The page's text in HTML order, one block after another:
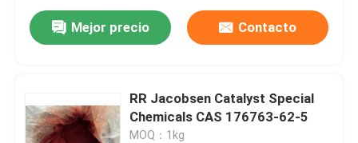
Mejor precio Contacto
RR Jacobsen Catalyst Special
Chemicals CAS 176763-62-5
MOQ：1kg